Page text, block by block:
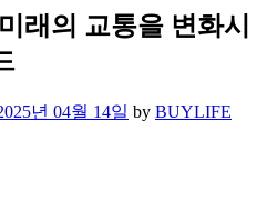
래의 교통을 변화시
년 04월 14일 by BUYLIFE